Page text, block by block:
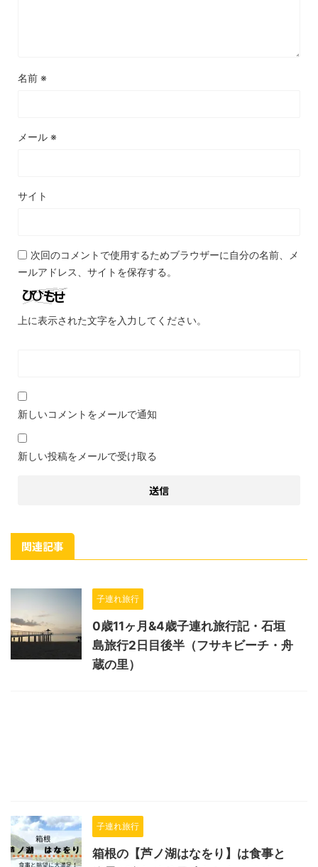
名前 ※
メール ※
サイト
次回のコメントで使用するためブラウザーに自分の名前、メ
ールアドレス、サイトを保存する。
上に表示された文字を入力してください。
新しいコメントをメールで通知
新しい投稿をメールで受け取る
関連記事
子連れ旅行
0歳11ヶ月&4歳子連れ旅行記・石垣
島旅行2日目後半（フサキビーチ・舟
蔵の里）
子連れ旅行
箱根の【芦ノ湖はなをり】は食事と